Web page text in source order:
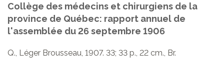
Collège des médecins et chirurgiens de la
province de Québec: rapport annuel de
l'assemblée du 26 septembre 1906
Q., Léger Brousseau, 1907. 33; 33 p., 22 cm., Br.